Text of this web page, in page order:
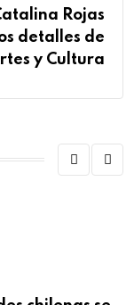
Rojas
detalles de
y Cultura